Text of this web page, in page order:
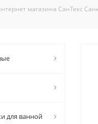
магазина СанТекс
для ванной